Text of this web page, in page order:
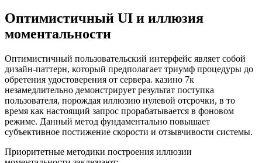
Оптимистичный UI и иллюзия
моментальности
Оптимистичный пользовательский интерфейс являет собой
дизайн-паттерн, который предполагает триумф процедуры до
обретения удостоверения от сервера. казино 7к
незамедлительно демонстрирует результат поступка
пользователя, порождая иллюзию нулевой отсрочки, в то
время как настоящий запрос прорабатывается в фоновом
режиме. Данный метод фундаментально повышает
субъективное постижение скорости и отзывчивости системы.
Приоритетные методики построения иллюзии